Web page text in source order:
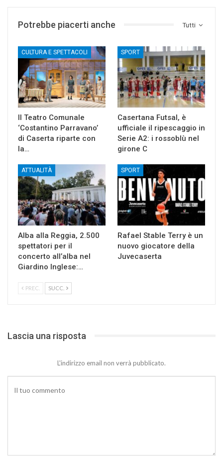
Tutti
Potrebbe piacerti anche
CULTURA E SPETTACOLI
Il Teatro Comunale
‘Costantino Parravano’
di Caserta riparte con
la…
SPORT
Casertana Futsal, è
ufficiale il ripescaggio in
Serie A2: i rossoblù nel
girone C
ATTUALITÀ
Alba alla Reggia, 2.500
spettatori per il
concerto all’alba nel
Giardino Inglese:…
SPORT
Rafael Stable Terry è un
nuovo giocatore della
Juvecaserta
PREC. SUCC.
Lascia una risposta
L'indirizzo email non verrà pubblicato.